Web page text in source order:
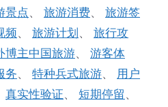
景点、 旅游消费、 旅游签
频、 旅游计划 、 旅行攻
博主中国旅游、 游客体
务、 特种兵式旅游、 用户
真实性验证、 短期停留 、